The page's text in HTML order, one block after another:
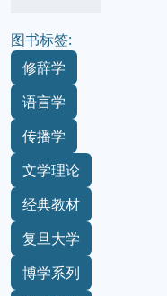
图书标签:
修辞学
语言学
传播学
文学理论
经典教材
复旦大学
博学系列